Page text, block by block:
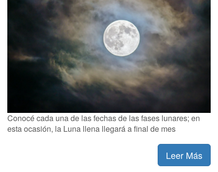
Conocé cada una de las fechas de las fases lunares; en
esta ocasión, la Luna llena llegará a final de mes
Leer Más